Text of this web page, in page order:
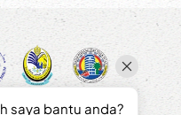
saya bantu anda?